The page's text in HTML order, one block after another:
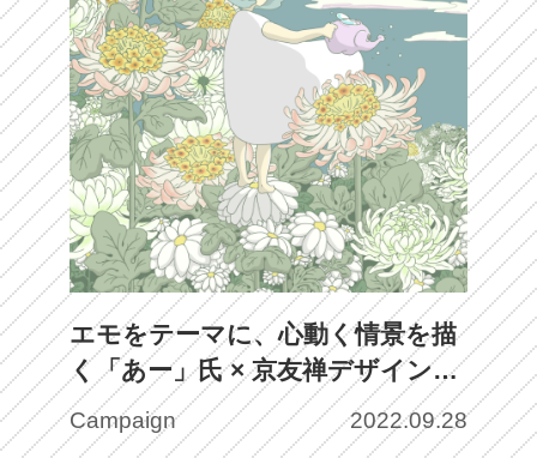
エモをテーマに、心動く情景を描
く「あー」氏 × 京友禅デザイン画
「草稿」による、時代を超えた新
しい表現とは
Campaign 2022.09.28